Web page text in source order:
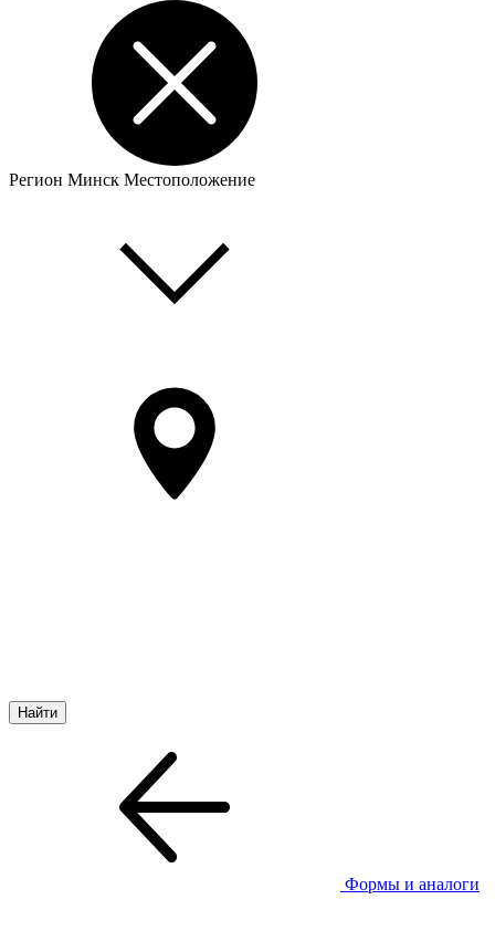
Регион Минск Местоположение
Формы и аналоги